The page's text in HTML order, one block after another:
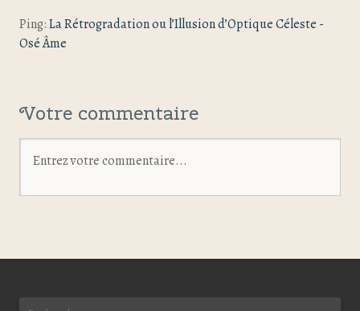
Ping:La Rétrogradation ou l’Illusion d’Optique Céleste -
Osé Âme
Votre commentaire